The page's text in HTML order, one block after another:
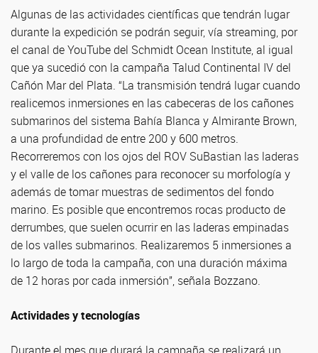
Algunas de las actividades científicas que tendrán lugar
durante la expedición se podrán seguir, vía streaming, por
el canal de YouTube del Schmidt Ocean Institute, al igual
que ya sucedió con la campaña Talud Continental IV del
Cañón Mar del Plata. “La transmisión tendrá lugar cuando
realicemos inmersiones en las cabeceras de los cañones
submarinos del sistema Bahía Blanca y Almirante Brown,
a una profundidad de entre 200 y 600 metros.
Recorreremos con los ojos del ROV SuBastian las laderas
y el valle de los cañones para reconocer su morfología y
además de tomar muestras de sedimentos del fondo
marino. Es posible que encontremos rocas producto de
derrumbes, que suelen ocurrir en las laderas empinadas
de los valles submarinos. Realizaremos 5 inmersiones a
lo largo de toda la campaña, con una duración máxima
de 12 horas por cada inmersión”, señala Bozzano.
Actividades y tecnologías